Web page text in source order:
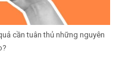
cần tuân thủ những nguyên